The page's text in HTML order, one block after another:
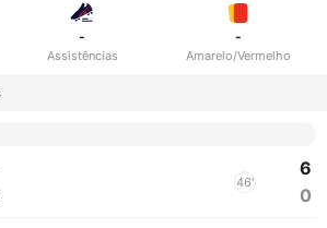
-
Assistências
-
Amarelo/Vermelho
46'
6
0